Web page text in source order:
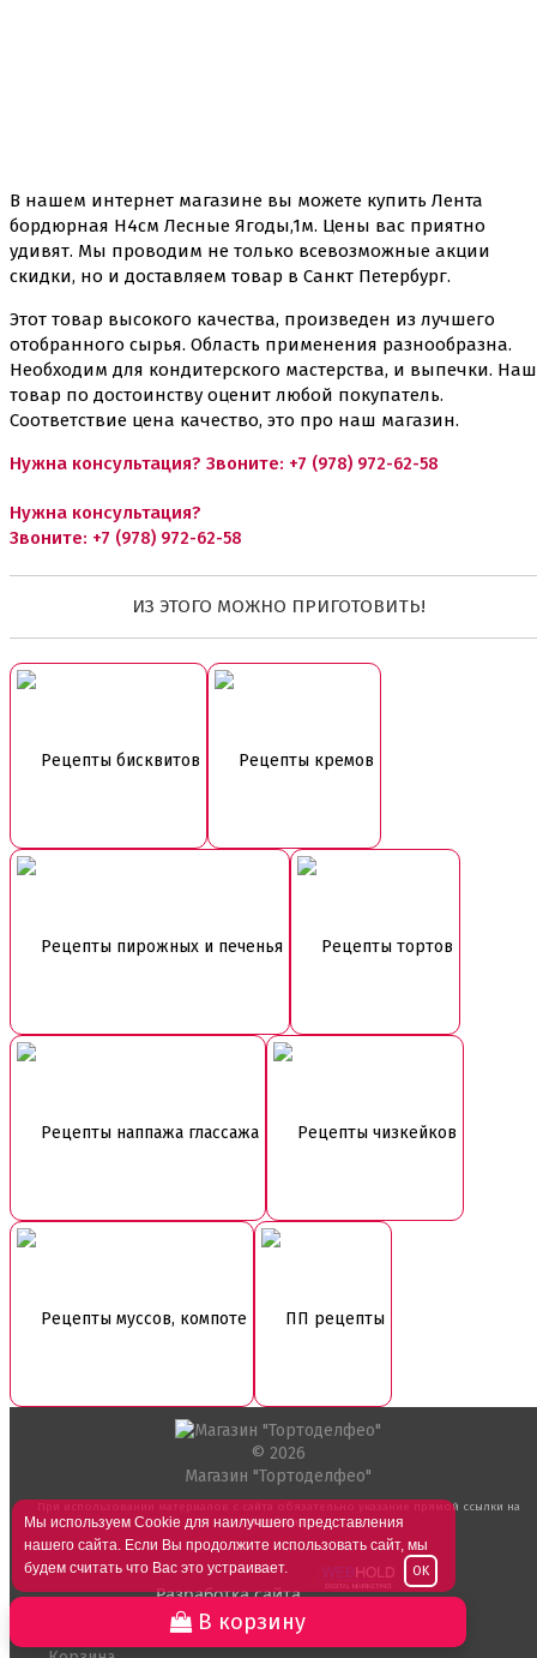
В корзину
В нашем интернет магазине вы можете купить Лента
бордюрная Н4см Лесные Ягоды,1м. Цены вас приятно
удивят. Мы проводим не только всевозможные акции
скидки, но и доставляем товар в Санкт Петербург.
Этот товар высокого качества, произведен из лучшего
отобранного сырья. Область применения разнообразна.
Необходим для кондитерского мастерства, и выпечки. Наш
товар по достоинству оценит любой покупатель.
Соответствие цена качество, это про наш магазин.
Нужна консультация? Звоните: +7 (978) 972-62-58
Нужна консультация?
Звоните: +7 (978) 972-62-58
ИЗ ЭТОГО МОЖНО ПРИГОТОВИТЬ!
Рецепты бисквитов Рецепты кремов
Рецепты пирожных и печенья Рецепты тортов
Рецепты наппажа глассажа Рецепты чизкейков
Рецепты муссов, компоте ПП рецепты
© 2026
Магазин "Тортоделфео"
При использовании материалов с сайта обязательно указание прямой ссылки на
источник.
Разработка сайта
Мы используем Cookie для наилучшего представления
нашего сайта. Если Вы продолжите использовать сайт, мы
будем считать что Вас это устраивает.
OK